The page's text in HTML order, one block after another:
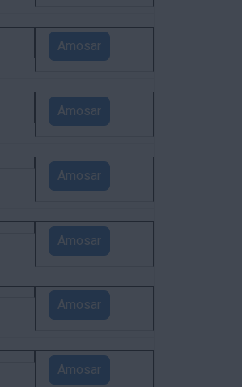
Amosar
Amosar
Amosar
Amosar
Amosar
Amosar